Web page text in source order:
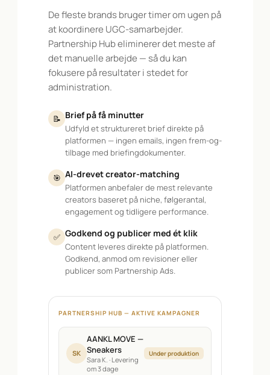
De fleste brands bruger timer om ugen på
at koordinere UGC-samarbejder.
Partnership Hub eliminerer det meste af
det manuelle arbejde — så du kan
fokusere på resultater i stedet for
administration.
📝 Brief på få minutter
Udfyld et struktureret brief direkte på
platformen — ingen emails, ingen frem-og-
tilbage med briefingdokumenter.
🎯 AI-drevet creator-matching
Platformen anbefaler de mest relevante
creators baseret på niche, følgerantal,
engagement og tidligere performance.
✅ Godkend og publicer med ét klik
Content leveres direkte på platformen.
Godkend, anmod om revisioner eller
publicer som Partnership Ads.
PARTNERSHIP HUB — AKTIVE KAMPAGNER
SK
AANKL MOVE —
Sneakers
Sara K. · Levering
om 3 dage
Under produktion